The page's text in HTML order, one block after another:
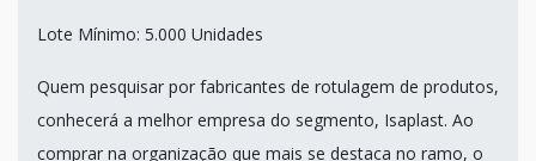
Lote Mínimo: 5.000 Unidades
Quem pesquisar por fabricantes de rotulagem de produtos,
conhecerá a melhor empresa do segmento, Isaplast. Ao
comprar na organização que mais se destaca no ramo, o